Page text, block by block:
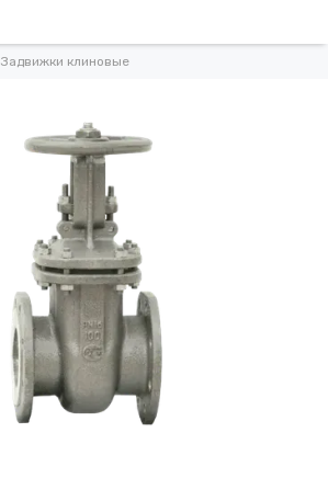
Задвижки клиновые